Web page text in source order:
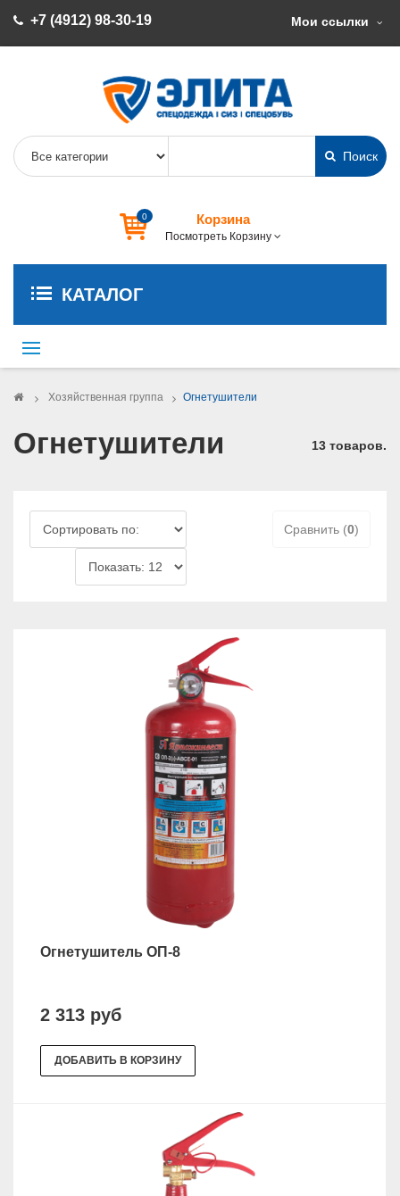
+7 (4912) 98-30-19 Мои ссылки
Поиск
0 Корзина
Посмотреть Корзину
КАТАЛОГ
Переключить
навигации
> Хозяйственная группа > Огнетушители
Огнетушители 13 товаров.
Сравнить (0)
Огнетушитель ОП-8
2 313 руб
ДОБАВИТЬ В КОРЗИНУ